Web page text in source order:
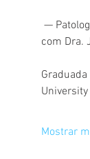
—
com Dra.
Mostrar